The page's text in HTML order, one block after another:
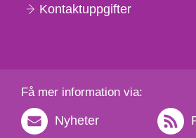
Kontaktuppgifter
Få mer information via:
Nyheter